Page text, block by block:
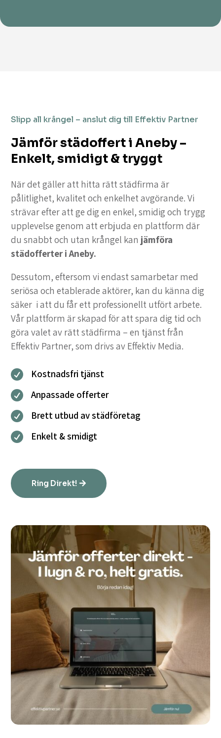
Slipp all krångel – anslut dig till Effektiv Partner
Jämför städoffert i Aneby –
Enkelt, smidigt & tryggt
När det gäller att hitta rätt städfirma är
pålitlighet, kvalitet och enkelhet avgörande. Vi
strävar efter att ge dig en enkel, smidig och trygg
upplevelse genom att erbjuda en plattform där
du snabbt och utan krångel kan jämföra
städofferter i Aneby.
Dessutom, eftersom vi endast samarbetar med
seriösa och etablerade aktörer, kan du känna dig
säker i att du får ett professionellt utfört arbete.
Vår plattform är skapad för att spara dig tid och
göra valet av rätt städfirma – en tjänst från
Effektiv Partner, som drivs av Effektiv Media.
 Kostnadsfri tjänst
 Anpassade offerter
 Brett utbud av städföretag
 Enkelt & smidigt
Ring Direkt!